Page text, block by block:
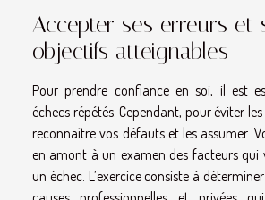
Accepter ses erreurs et
objectifs atteignables
Pour prendre confiance en soi, il est
échecs répétés. Cependant, pour éviter
reconnaître vos défauts et les assumer.
en amont à un examen des facteurs qui
un échec. L’exercice consiste à